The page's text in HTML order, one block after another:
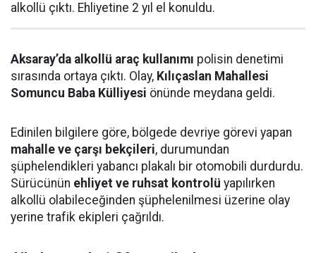
alkollü çıktı. Ehliyetine 2 yıl el konuldu.
Aksaray’da alkollü araç kullanımı polisin denetimi
sırasında ortaya çıktı. Olay, Kılıçaslan Mahallesi
Somuncu Baba Külliyesi önünde meydana geldi.
Edinilen bilgilere göre, bölgede devriye görevi yapan
mahalle ve çarşı bekçileri, durumundan
şüphelendikleri yabancı plakalı bir otomobili durdurdu.
Sürücünün ehliyet ve ruhsat kontrolü yapılırken
alkollü olabileceğinden şüphelenilmesi üzerine olay
yerine trafik ekipleri çağrıldı.